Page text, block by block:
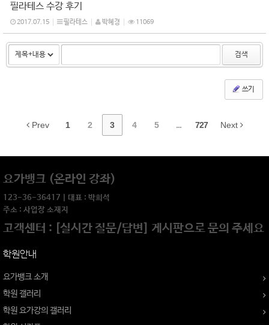
필라테스 수강 후기
2017.07.15 필라테스 박혜경 11069
검색
쓰기
Prev 1 2 3 4 5 ... 727 Next
요가뱅크 (온라인 강좌)
123-36-36417 | 대표 : 박희석
주소 : 사업장 소재지
고객센터 : [실시간 질문/답변] 게시판으로 문의 주세요
학원안내
요가뱅크 소개
학원 갤러리
학원 요가강의 갤러리